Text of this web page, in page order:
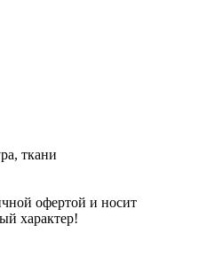
ткани
офертой и носит
характер!